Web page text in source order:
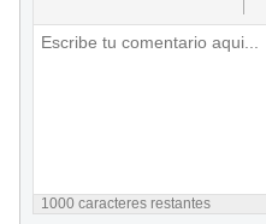
1000 caracteres restantes